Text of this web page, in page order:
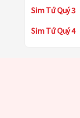
Sim Tứ Quý 3
Sim Tứ Quý 4